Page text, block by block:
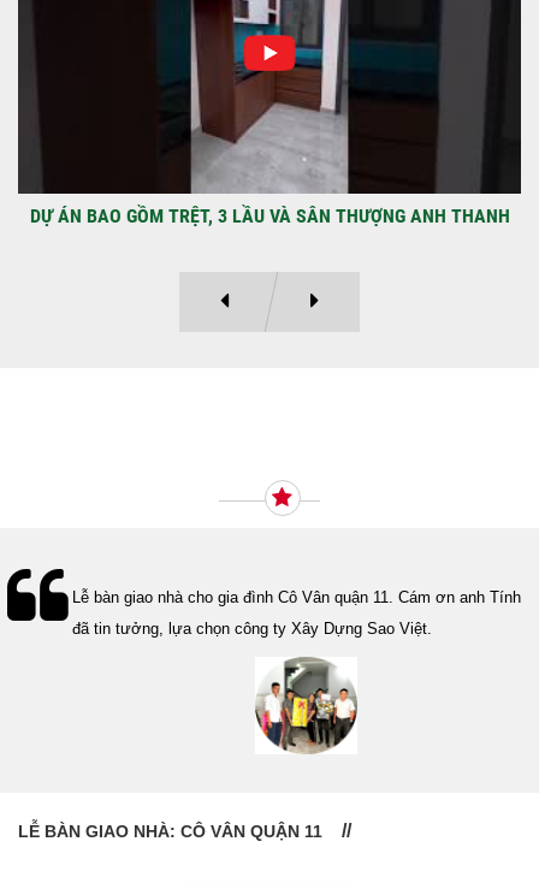
LạcGia chủ: Anh Kỳ Xây Dựng Sao Việt chính
thức hoàn tất và...
DỰ ÁN BAO GỒM TRỆT, 3 LẦU VÀ SÂN THƯỢNG ANH THANH
Lễ bàn giao nhà cho gia đình Cô Vân quận 11. Cám ơn anh Tính
đã tin tưởng, lựa chọn công ty Xây Dựng Sao Việt.
LỄ BÀN GIAO NHÀ: CÔ VÂN QUẬN 11